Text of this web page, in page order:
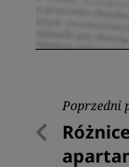
Poprzedni
post